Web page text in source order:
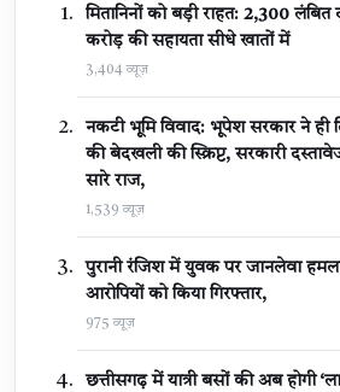
मितानिनों को बड़ी राहत: 2,300 लंबित
करोड़ की सहायता सीधे खातों में
3,404 व्यूज़
नकटी भूमि विवाद: भूपेश सरकार ने ही
की बेदखली की स्क्रिप्ट, सरकारी
सारे राज,
1,539 व्यूज़
पुरानी रंजिश में युवक पर जानलेवा
आरोपियों को किया गिरफ्तार,
975 व्यूज़
छत्तीसगढ़ में यात्री बसों की अब होगी